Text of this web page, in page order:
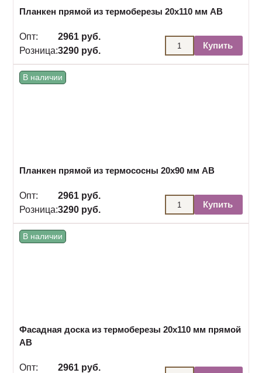
Планкен прямой из термоберезы 20х110 мм АВ
Опт:
2961 руб.
Розница:3290 руб.
Купить
В наличии
Планкен прямой из термососны 20х90 мм АВ
Опт:
2961 руб.
Розница:3290 руб.
Купить
В наличии
Фасадная доска из термоберезы 20х110 мм прямой
АВ
Опт:
2961 руб.